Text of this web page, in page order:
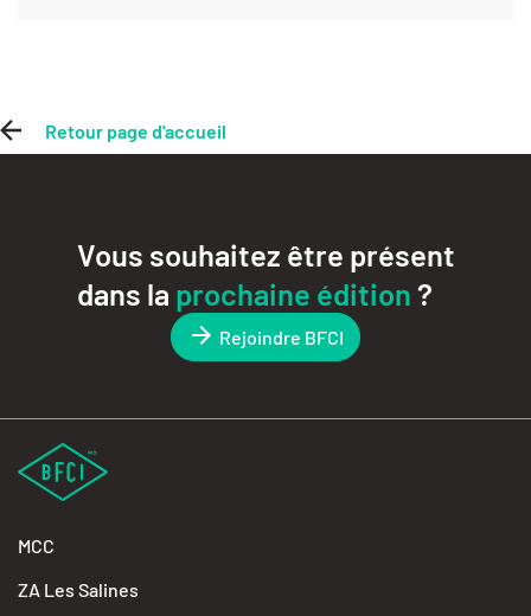
Retour page d'accueil
Vous souhaitez être présent
dans la prochaine édition?
Rejoindre BFCI
MCC
ZA Les Salines